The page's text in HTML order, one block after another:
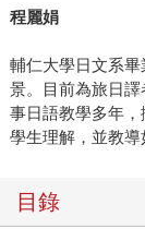
程麗娟
輔仁大學日文系
景。目前為旅日
事日語教學多年
學生理解，並教導
目錄